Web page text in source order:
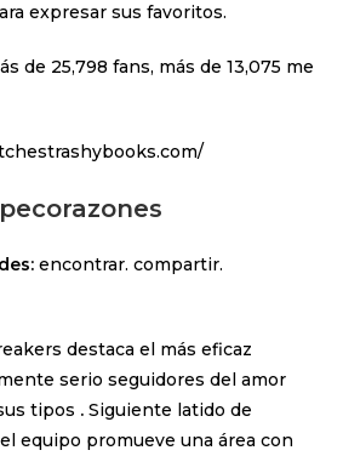
expresar sus favoritos.
de 25,798 fans, más de 13,075 me
encontrar. compartir.
destaca el más eficaz
serio seguidores del amor
tipos .Siguiente latido de
equipo promueve una área con